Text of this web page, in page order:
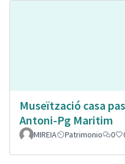
Museïtzació casa
Antoni-Pg Maritim
MIREIA Patrimonio 0